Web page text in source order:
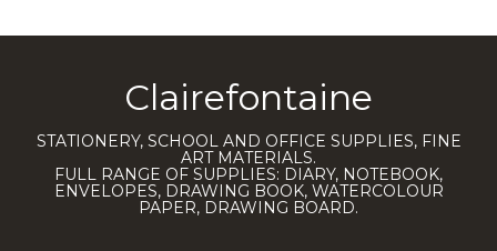
Clairefontaine
STATIONERY, SCHOOL AND OFFICE SUPPLIES, FINE
ART MATERIALS.
FULL RANGE OF SUPPLIES: DIARY, NOTEBOOK,
ENVELOPES, DRAWING BOOK, WATERCOLOUR
PAPER, DRAWING BOARD.